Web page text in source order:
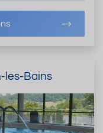
les-Bains